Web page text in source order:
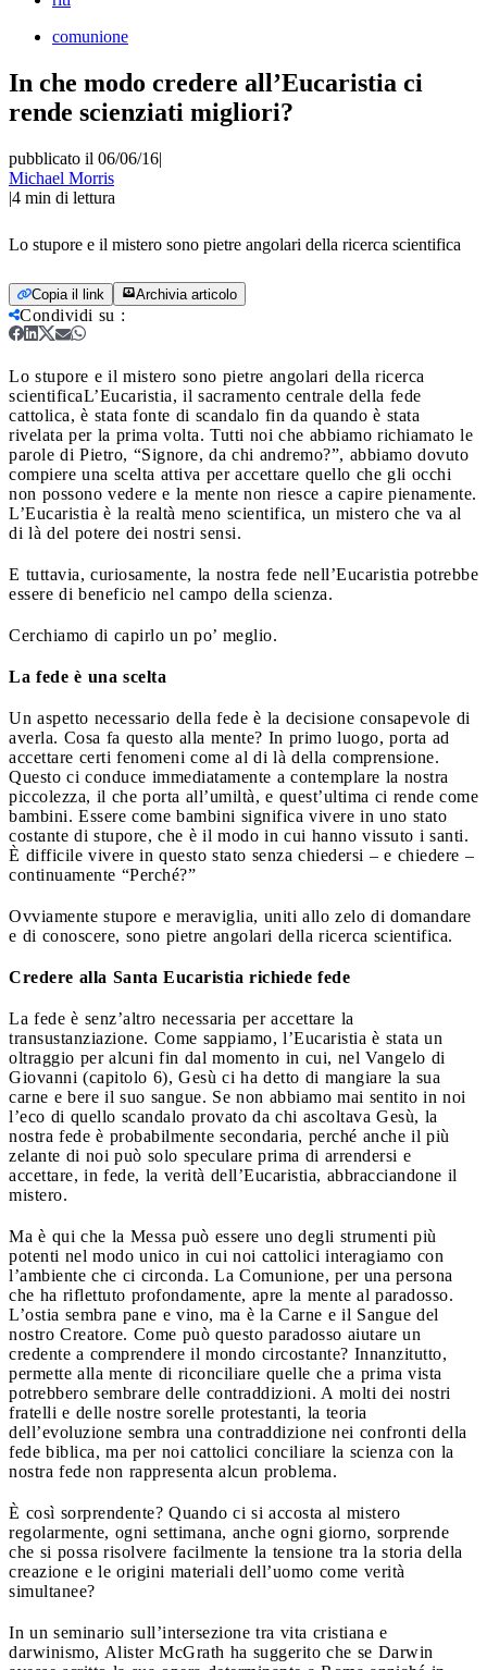
comunione
In che modo credere all’Eucaristia ci
rende scienziati migliori?
pubblicato il 06/06/16|
Michael Morris
|4 min di lettura
Lo stupore e il mistero sono pietre angolari della ricerca scientifica
Copia il link Archivia articolo
Condividi su :
Lo stupore e il mistero sono pietre angolari della ricerca
scientificaL’Eucaristia, il sacramento centrale della fede
cattolica, è stata fonte di scandalo fin da quando è stata
rivelata per la prima volta. Tutti noi che abbiamo richiamato le
parole di Pietro, “Signore, da chi andremo?”, abbiamo dovuto
compiere una scelta attiva per accettare quello che gli occhi
non possono vedere e la mente non riesce a capire pienamente.
L’Eucaristia è la realtà meno scientifica, un mistero che va al
di là del potere dei nostri sensi.
E tuttavia, curiosamente, la nostra fede nell’Eucaristia potrebbe
essere di beneficio nel campo della scienza.
Cerchiamo di capirlo un po’ meglio.
La fede è una scelta
Un aspetto necessario della fede è la decisione consapevole di
averla. Cosa fa questo alla mente? In primo luogo, porta ad
accettare certi fenomeni come al di là della comprensione.
Questo ci conduce immediatamente a contemplare la nostra
piccolezza, il che porta all’umiltà, e quest’ultima ci rende come
bambini. Essere come bambini significa vivere in uno stato
costante di stupore, che è il modo in cui hanno vissuto i santi.
È difficile vivere in questo stato senza chiedersi – e chiedere –
continuamente “Perché?”
Ovviamente stupore e meraviglia, uniti allo zelo di domandare
e di conoscere, sono pietre angolari della ricerca scientifica.
Credere alla Santa Eucaristia richiede fede
La fede è senz’altro necessaria per accettare la
transustanziazione. Come sappiamo, l’Eucaristia è stata un
oltraggio per alcuni fin dal momento in cui, nel Vangelo di
Giovanni (capitolo 6), Gesù ci ha detto di mangiare la sua
carne e bere il suo sangue. Se non abbiamo mai sentito in noi
l’eco di quello scandalo provato da chi ascoltava Gesù, la
nostra fede è probabilmente secondaria, perché anche il più
zelante di noi può solo speculare prima di arrendersi e
accettare, in fede, la verità dell’Eucaristia, abbracciandone il
mistero.
Ma è qui che la Messa può essere uno degli strumenti più
potenti nel modo unico in cui noi cattolici interagiamo con
l’ambiente che ci circonda. La Comunione, per una persona
che ha riflettuto profondamente, apre la mente al paradosso.
L’ostia sembra pane e vino, ma è la Carne e il Sangue del
nostro Creatore. Come può questo paradosso aiutare un
credente a comprendere il mondo circostante? Innanzitutto,
permette alla mente di riconciliare quelle che a prima vista
potrebbero sembrare delle contraddizioni. A molti dei nostri
fratelli e delle nostre sorelle protestanti, la teoria
dell’evoluzione sembra una contraddizione nei confronti della
fede biblica, ma per noi cattolici conciliare la scienza con la
nostra fede non rappresenta alcun problema.
È così sorprendente? Quando ci si accosta al mistero
regolarmente, ogni settimana, anche ogni giorno, sorprende
che si possa risolvere facilmente la tensione tra la storia della
creazione e le origini materiali dell’uomo come verità
simultanee?
In un seminario sull’intersezione tra vita cristiana e
darwinismo, Alister McGrath ha suggerito che se Darwin